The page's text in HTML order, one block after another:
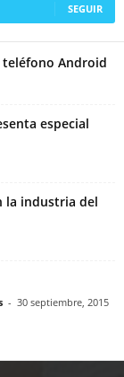
SEGUIR
teléfono Android
especial
la industria del
- 30 septiembre, 2015